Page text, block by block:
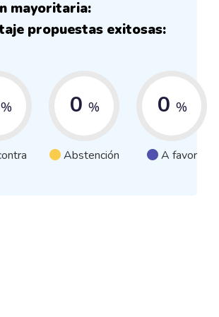
mayoritaria:
propuestas exitosas:
% 0 %
Abstención
0 %
A favor